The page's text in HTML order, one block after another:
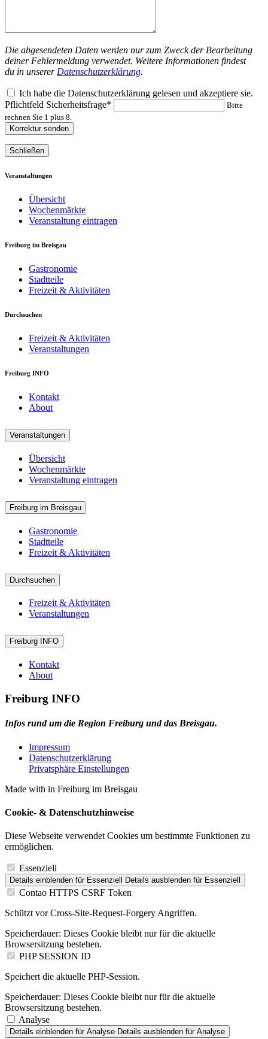
Die abgesendeten Daten werden nur zum Zweck der Bearbeitung
deiner Fehlermeldung verwendet. Weitere Informationen findest
du in unserer Datenschutzerklärung.
Ich habe die Datenschutzerklärung gelesen und akzeptiere sie.
Pflichtfeld Sicherheitsfrage*
Bitte
rechnen Sie 1 plus 8.
Korrektur senden
Schließen
Veranstaltungen
Übersicht
Wochenmärkte
Veranstaltung eintragen
Freiburg im Breisgau
Gastronomie
Stadtteile
Freizeit & Aktivitäten
Durchsuchen
Freizeit & Aktivitäten
Veranstaltungen
Freiburg INFO
Kontakt
About
Veranstaltungen
Übersicht
Wochenmärkte
Veranstaltung eintragen
Freiburg im Breisgau
Gastronomie
Stadtteile
Freizeit & Aktivitäten
Durchsuchen
Freizeit & Aktivitäten
Veranstaltungen
Freiburg INFO
Kontakt
About
Freiburg INFO
Infos rund um die Region Freiburg und das Breisgau.
Impressum
Datenschutzerklärung
Privatsphäre Einstellungen
Made with in Freiburg im Breisgau
Cookie- & Datenschutzhinweise
Diese Webseite verwendet Cookies um bestimmte Funktionen zu
ermöglichen.
Essenziell
Details einblenden für Essenziell Details ausblenden für Essenziell
Contao HTTPS CSRF Token
Schützt vor Cross-Site-Request-Forgery Angriffen.
Speicherdauer: Dieses Cookie bleibt nur für die aktuelle
Browsersitzung bestehen.
PHP SESSION ID
Speichert die aktuelle PHP-Session.
Speicherdauer: Dieses Cookie bleibt nur für die aktuelle
Browsersitzung bestehen.
Analyse
Details einblenden für Analyse Details ausblenden für Analyse